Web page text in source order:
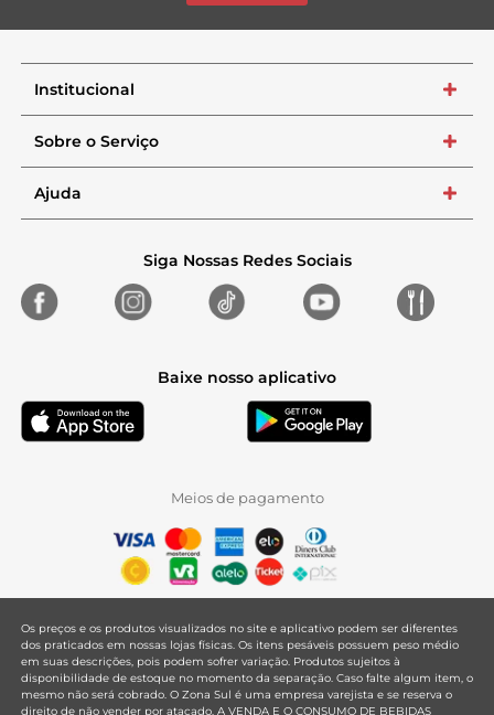
Institucional +
Sobre o Serviço +
Ajuda +
Siga Nossas Redes Sociais
Baixe nosso aplicativo
Meios de pagamento
Os preços e os produtos visualizados no site e aplicativo podem ser diferentes
dos praticados em nossas lojas físicas. Os itens pesáveis possuem peso médio
em suas descrições, pois podem sofrer variação. Produtos sujeitos à
disponibilidade de estoque no momento da separação. Caso falte algum item, o
mesmo não será cobrado. O Zona Sul é uma empresa varejista e se reserva o
direito de não vender por atacado. A VENDA E O CONSUMO DE BEBIDAS